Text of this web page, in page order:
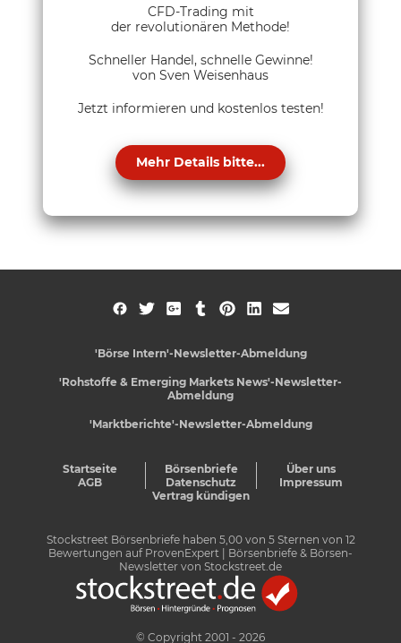
CFD-Trading mit
der revolutionären Methode!
Schneller Handel, schnelle Gewinne!
von Sven Weisenhaus
Jetzt informieren und kostenlos testen!
Mehr Details bitte...
'Börse Intern'-Newsletter-Abmeldung
'Rohstoffe & Emerging Markets News'-Newsletter-
Abmeldung
'Marktberichte'-Newsletter-Abmeldung
Startseite Börsenbriefe
Über uns
AGB
Datenschutz
Impressum
Vertrag kündigen
Stockstreet Börsenbriefe haben 5,00von 5Sternen von 12
Bewertungen auf ProvenExpert
| Börsenbriefe & Börsen-
Newsletter von Stockstreet.de
© Copyright 2001 - 2026